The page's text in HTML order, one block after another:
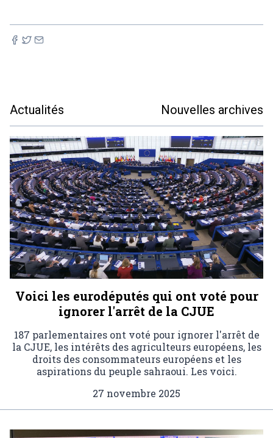
Actualités Nouvelles archives
Voici les eurodéputés qui ont voté pour
ignorer l'arrêt de la CJUE
187 parlementaires ont voté pour ignorer l'arrêt de
la CJUE, les intérêts des agriculteurs européens, les
droits des consommateurs européens et les
aspirations du peuple sahraoui. Les voici.
27 novembre 2025